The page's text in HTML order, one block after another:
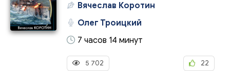
Вячеслав Коротин
Олег Троицкий
7 часов 14 минут
5 702 22